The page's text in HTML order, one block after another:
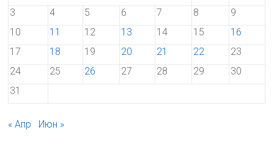
3
4 5 6 7 8
9
10
11 12 13 14 15
16
17
18 19 20 21 22
23
24
25 26 27 28 29
30
31
« Апр Июн »